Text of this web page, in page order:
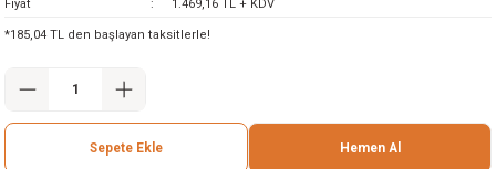
Fiyat 1.469,16 TL + KDV
*185,04 TL den başlayan taksitlerle!
Sepete Ekle Hemen Al